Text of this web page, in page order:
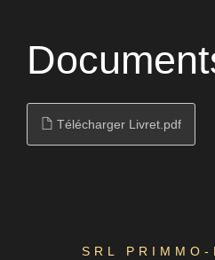
Télécharger Livret.pdf
SRL PRIMMO-